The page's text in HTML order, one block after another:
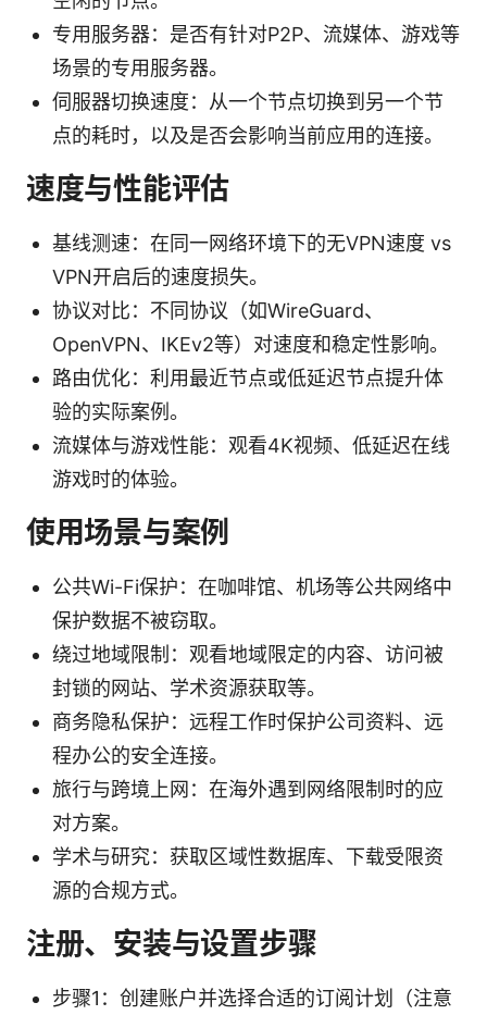
专用服务器：是否有针对P2P、流媒体、游戏等
场景的专用服务器。
伺服器切换速度：从一个节点切换到另一个节
点的耗时，以及是否会影响当前应用的连接。
速度与性能评估
基线测速：在同一网络环境下的无VPN速度 vs
VPN开启后的速度损失。
协议对比：不同协议（如WireGuard、
OpenVPN、IKEv2等）对速度和稳定性影响。
路由优化：利用最近节点或低延迟节点提升体
验的实际案例。
流媒体与游戏性能：观看4K视频、低延迟在线
游戏时的体验。
使用场景与案例
公共Wi-Fi保护：在咖啡馆、机场等公共网络中
保护数据不被窃取。
绕过地域限制：观看地域限定的内容、访问被
封锁的网站、学术资源获取等。
商务隐私保护：远程工作时保护公司资料、远
程办公的安全连接。
旅行与跨境上网：在海外遇到网络限制时的应
对方案。
学术与研究：获取区域性数据库、下载受限资
源的合规方式。
注册、安装与设置步骤
步骤1：创建账户并选择合适的订阅计划（注意